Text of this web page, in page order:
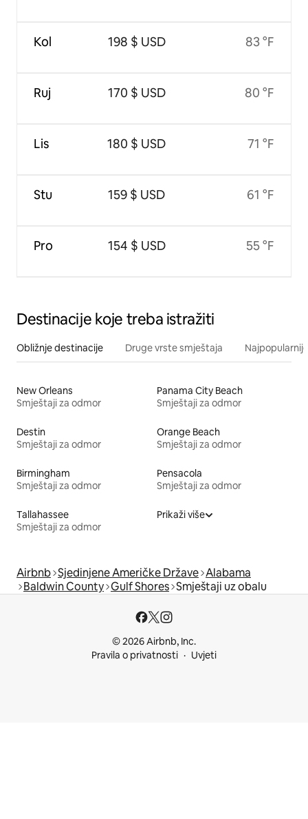
Kol
Ruj
Lis
Stu
Pro
198 $ USD
170 $ USD
180 $ USD
159 $ USD
154 $ USD
83 °F
80 °F
71 °F
61 °F
55 °F
Destinacije koje treba istražiti
Obližnje destinacije Druge vrste smještaja
New Orleans
Smještaji za odmor
Panama City Beach
Smještaji za odmor
Destin
Smještaji za odmor
Orange Beach
Smještaji za odmor
Birmingham
Smještaji za odmor
Pensacola
Smještaji za odmor
Tallahassee
Smještaji za odmor
Prikaži više
Airbnb Sjedinjene Američke Države Alabama
Baldwin County Gulf Shores Smještaji uz obalu
© 2026 Airbnb, Inc.
Pravila o privatnosti
Uvjeti